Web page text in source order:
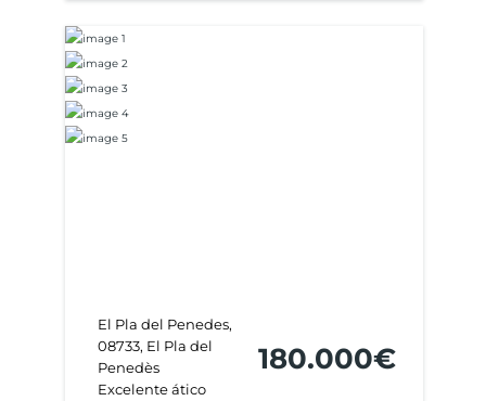
El Pla del Penedes,
08733, El Pla del
Penedès
Excelente ático
180.000€